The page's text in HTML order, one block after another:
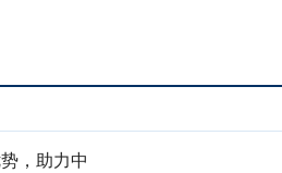
，助力中